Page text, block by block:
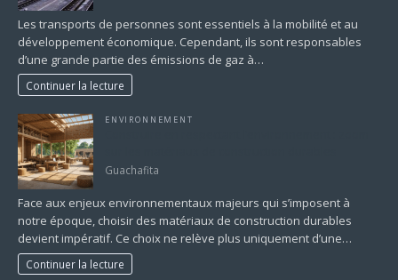
Les transports de personnes sont essentiels à la mobilité et au
développement économique. Cependant, ils sont responsables
d’une grande partie des émissions de gaz à…
Continuer la lecture
ENVIRONNEMENT
Guachafita
Face aux enjeux environnementaux majeurs qui s’imposent à
notre époque, choisir des matériaux de construction durables
devient impératif. Ce choix ne relève plus uniquement d’une…
Continuer la lecture